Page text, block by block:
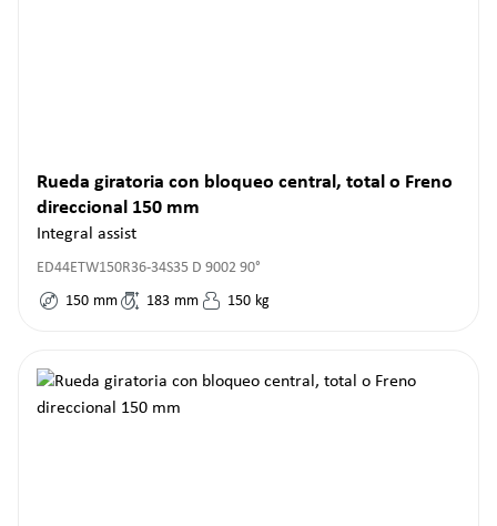
Rueda giratoria con bloqueo central, total o Freno
direccional 150 mm
Integral assist
ED44ETW150R36-34S35 D 9002 90°
150 mm 183 mm 150 kg